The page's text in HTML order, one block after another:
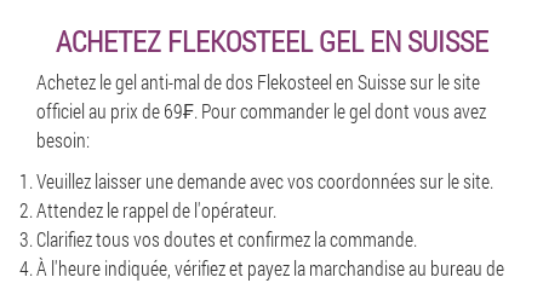
ACHETEZ FLEKOSTEEL GEL EN SUISSE
Achetez le gel anti-mal de dos Flekosteel en Suisse sur le site
officiel au prix de 69₣. Pour commander le gel dont vous avez
besoin:
Veuillez laisser une demande avec vos coordonnées sur le site.
Attendez le rappel de l'opérateur.
Clarifiez tous vos doutes et confirmez la commande.
À l'heure indiquée, vérifiez et payez la marchandise au bureau de